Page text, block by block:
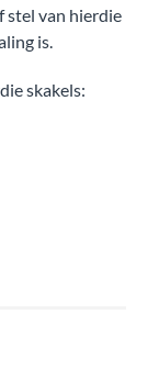
stel van hierdie
is.
skakels: